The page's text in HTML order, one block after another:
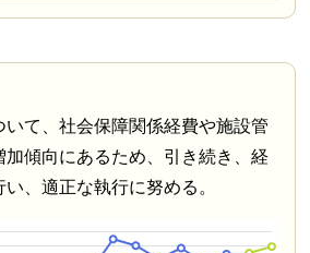
て、社会保障関係経費や施設管
傾向にあるため、引き続き、経
、適正な執行に努める。